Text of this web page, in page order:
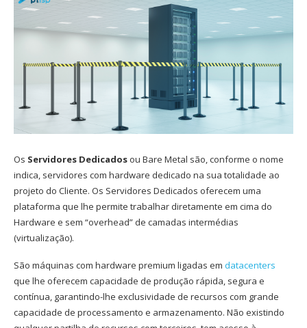
Os Servidores Dedicados ou Bare Metal são, conforme o nome
indica, servidores com hardware dedicado na sua totalidade ao
projeto do Cliente. Os Servidores Dedicados oferecem uma
plataforma que lhe permite trabalhar diretamente em cima do
Hardware e sem “overhead” de camadas intermédias
(virtualização).
São máquinas com hardware premium ligadas em datacenters
que lhe oferecem capacidade de produção rápida, segura e
contínua, garantindo-lhe exclusividade de recursos com grande
capacidade de processamento e armazenamento. Não existindo